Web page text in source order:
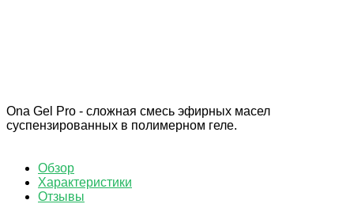
Ona Gel Pro - сложная смесь эфирных масел
суспензированных в полимерном геле.
Обзор
Характеристики
Отзывы